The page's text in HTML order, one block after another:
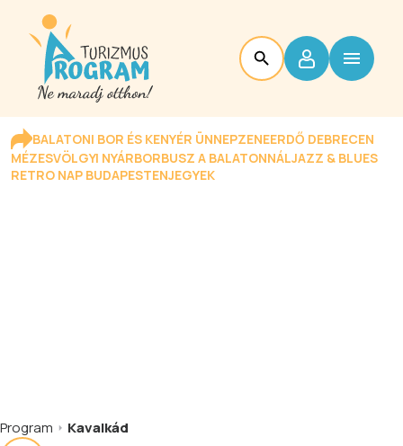
BALATONI BOR ÉS KENYÉR ÜNNEPZENEERDŐ DEBRECEN
MÉZESVÖLGYI NYÁRBORBUSZ A BALATONNÁLJAZZ & BLUES
RETRO NAP BUDAPESTENJEGYEK
Program Kavalkád